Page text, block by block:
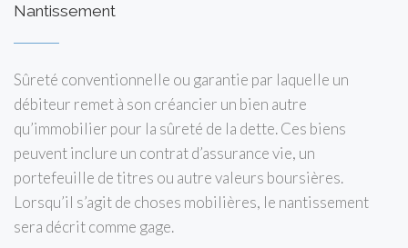
Nantissement
Sûreté conventionnelle ou garantie par laquelle un
débiteur remet à son créancier un bien autre
qu’immobilier pour la sûreté de la dette. Ces biens
peuvent inclure un contrat d’assurance vie, un
portefeuille de titres ou autre valeurs boursières.
Lorsqu’il s’agit de choses mobilières, le nantissement
sera décrit comme gage.